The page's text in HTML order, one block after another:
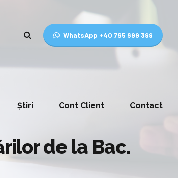
WhatsApp +40 765 699 399
Știri Cont Client Contact
de la Bac.